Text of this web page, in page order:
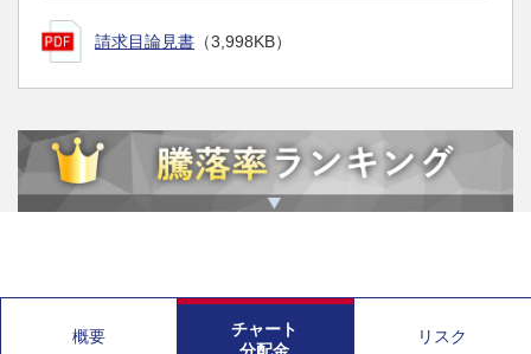
請求目論見書 （3,998KB）
概要
チャート
リスク